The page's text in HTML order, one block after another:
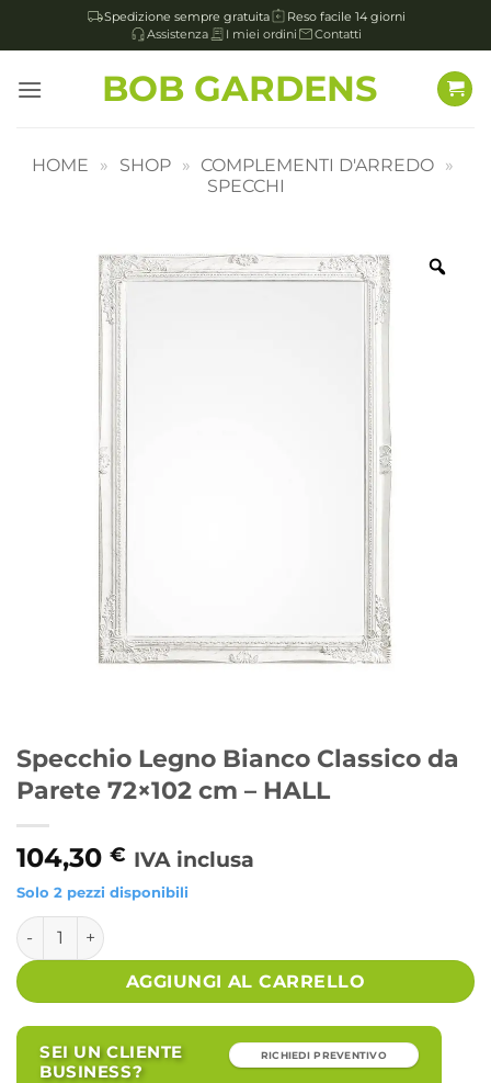
Spedizione sempre gratuita
Reso facile 14 giorni
Assistenza
I miei ordini Contatti
BOB GARDENS
HOME » SHOP » COMPLEMENTI D'ARREDO »
SPECCHI
Specchio Legno Bianco Classico da
Parete 72×102 cm – HALL
104,30 € IVA inclusa
Solo 2 pezzi disponibili
Specchio Legno Bianco Classico da Parete 72x102 cm -
AGGIUNGI AL CARRELLO
Alternative:
SEI UN CLIENTE
BUSINESS?
RICHIEDI PREVENTIVO